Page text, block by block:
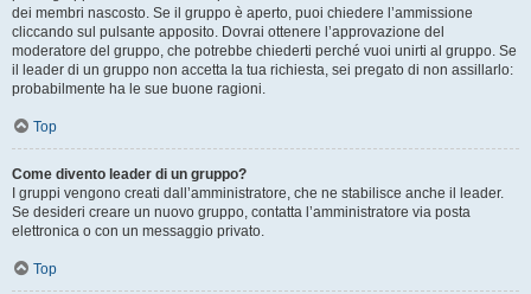
dei membri nascosto. Se il gruppo è aperto, puoi chiedere l’ammissione
cliccando sul pulsante apposito. Dovrai ottenere l’approvazione del
moderatore del gruppo, che potrebbe chiederti perché vuoi unirti al gruppo. Se
il leader di un gruppo non accetta la tua richiesta, sei pregato di non assillarlo:
probabilmente ha le sue buone ragioni.
Top
Come divento leader di un gruppo?
I gruppi vengono creati dall’amministratore, che ne stabilisce anche il leader.
Se desideri creare un nuovo gruppo, contatta l’amministratore via posta
elettronica o con un messaggio privato.
Top